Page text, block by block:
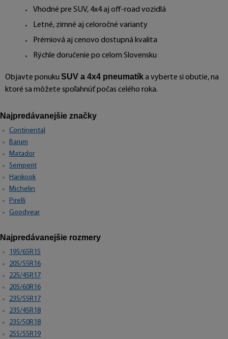
Vhodné pre SUV, 4x4 aj off-road vozidlá
Letné, zimné aj celoročné varianty
Prémiová aj cenovo dostupná kvalita
Rýchle doručenie po celom Slovensku
Objavte ponuku SUV a 4x4 pneumatíka vyberte si obutie, na
ktoré sa môžete spoľahnúť počas celého roka.
Najpredávanejšie značky
Continental
Barum
Matador
Semperit
Hankook
Michelin
Pirelli
Goodyear
Najpredávanejšie rozmery
195/65R15
205/55R16
225/45R17
205/60R16
235/55R17
235/45R18
235/50R18
255/55R19